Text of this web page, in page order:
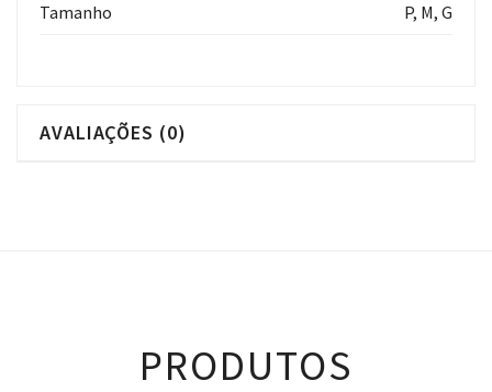
Tamanho P, M, G
AVALIAÇÕES (0)
PRODUTOS